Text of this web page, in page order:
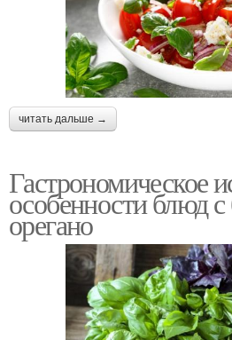
читать дальше →
Гастрономическое
особенности блюд
орегано